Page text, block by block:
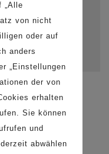
W31
„Alle
von nicht
oder auf
anders
„Einstellungen
der von
erhalten
Sie können
und
abwählen